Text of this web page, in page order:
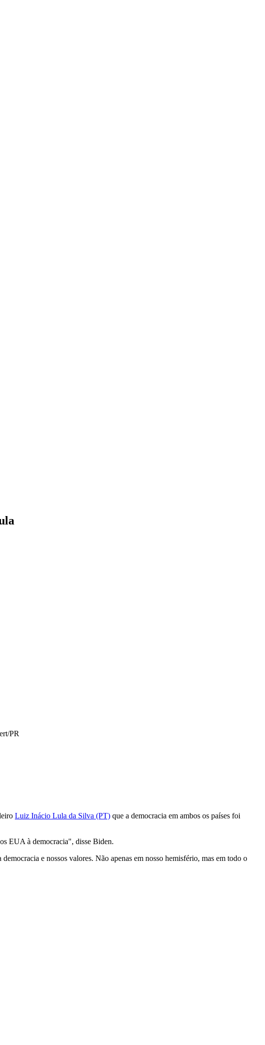
PR
Luiz Inácio Lula da Silva (PT) que a democracia em ambos os países foi
EUA à democracia", disse Biden.
e nossos valores. Não apenas em nosso hemisfério, mas em todo o